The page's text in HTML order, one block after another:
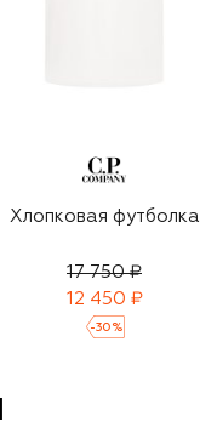
Хлопковая футболка
17 750 ₽
12 450 ₽
-30 %